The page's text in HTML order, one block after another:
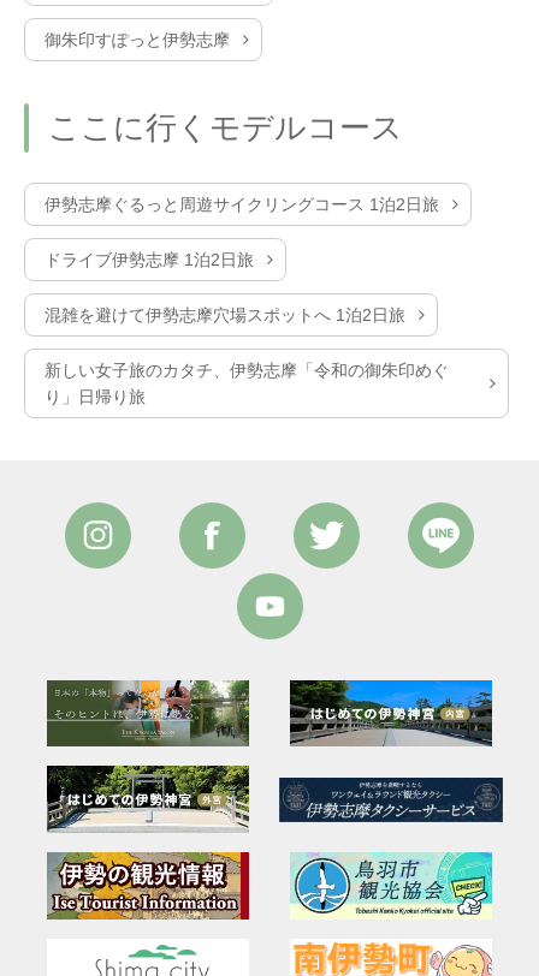
御朱印すぽっと伊勢志摩
ここに行くモデルコース
伊勢志摩ぐるっと周遊サイクリングコース 1泊2日旅
ドライブ伊勢志摩 1泊2日旅
混雑を避けて伊勢志摩穴場スポットへ 1泊2日旅
新しい女子旅のカタチ、伊勢志摩「令和の御朱印めぐ
り」日帰り旅